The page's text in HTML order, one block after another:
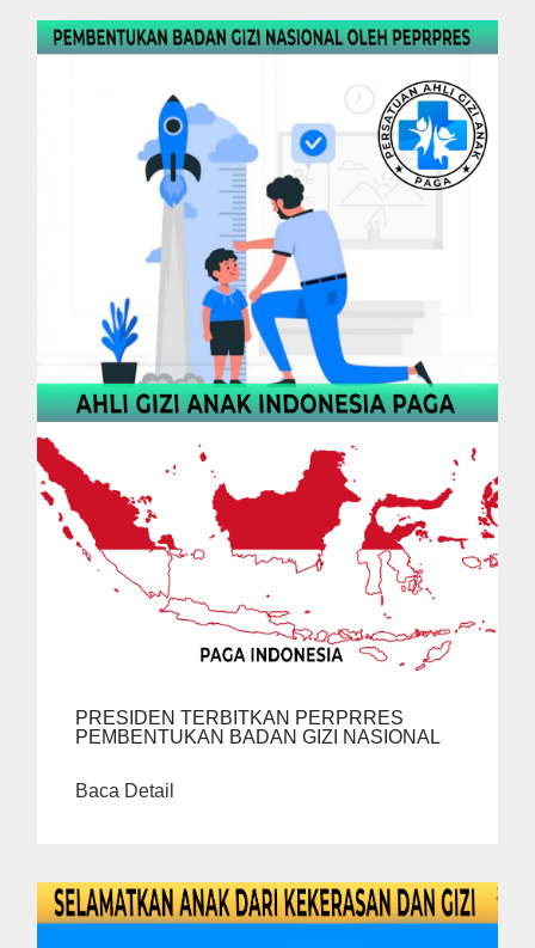
PRESIDEN TERBITKAN PERPRRES
PEMBENTUKAN BADAN GIZI NASIONAL
Baca Detail